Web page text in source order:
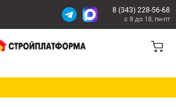
8 (343) 228-56-68
с 8 до 18, пн-пт